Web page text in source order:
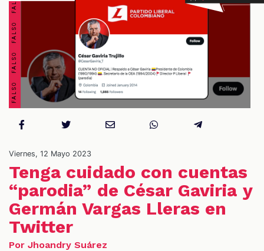
Viernes, 12 Mayo 2023
Tenga cuidado con cuentas
“parodia” de César Gaviria y
Germán Vargas Lleras en
Twitter
Por Jhoandry Suárez